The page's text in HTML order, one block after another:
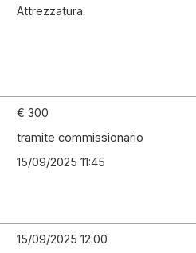
Attrezzatura
€ 300
tramite commissionario
15/09/2025 11:45
15/09/2025 12:00